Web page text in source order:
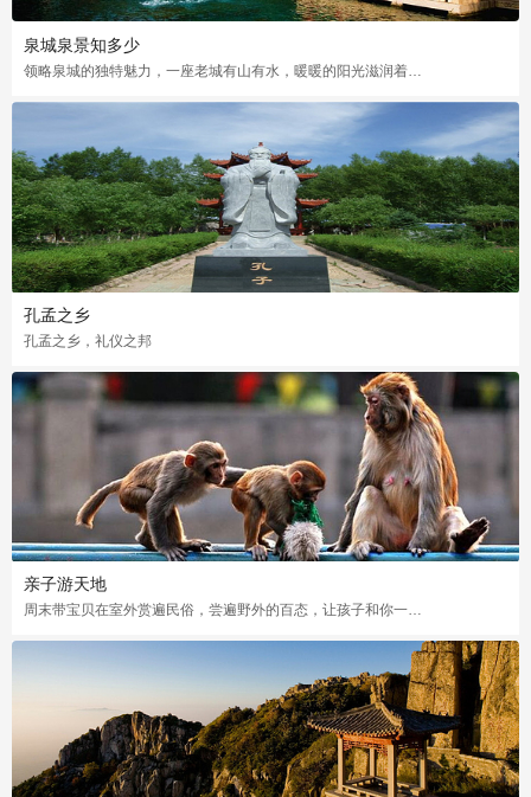
泉城泉景知多少
领略泉城的独特魅力，一座老城有山有水，暖暖的阳光滋润着大地，这么美好的画面啊
孔孟之乡
孔孟之乡，礼仪之邦
亲子游天地
周末带宝贝在室外赏遍民俗，尝遍野外的百态，让孩子和你一起度过一个美好愉快的周末